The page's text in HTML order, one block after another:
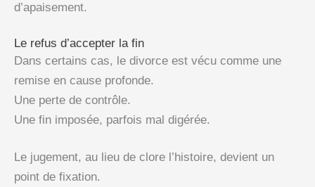
d’apaisement.
Le refus d’accepter la fin
Dans certains cas, le divorce est vécu comme une
remise en cause profonde.
Une perte de contrôle.
Une fin imposée, parfois mal digérée.
Le jugement, au lieu de clore l’histoire, devient un
point de fixation.